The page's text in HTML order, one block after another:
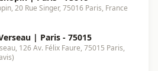
20 Rue Singer, 75016 Paris, France
| Paris - 75015
126 Av. Félix Faure, 75015 Paris,